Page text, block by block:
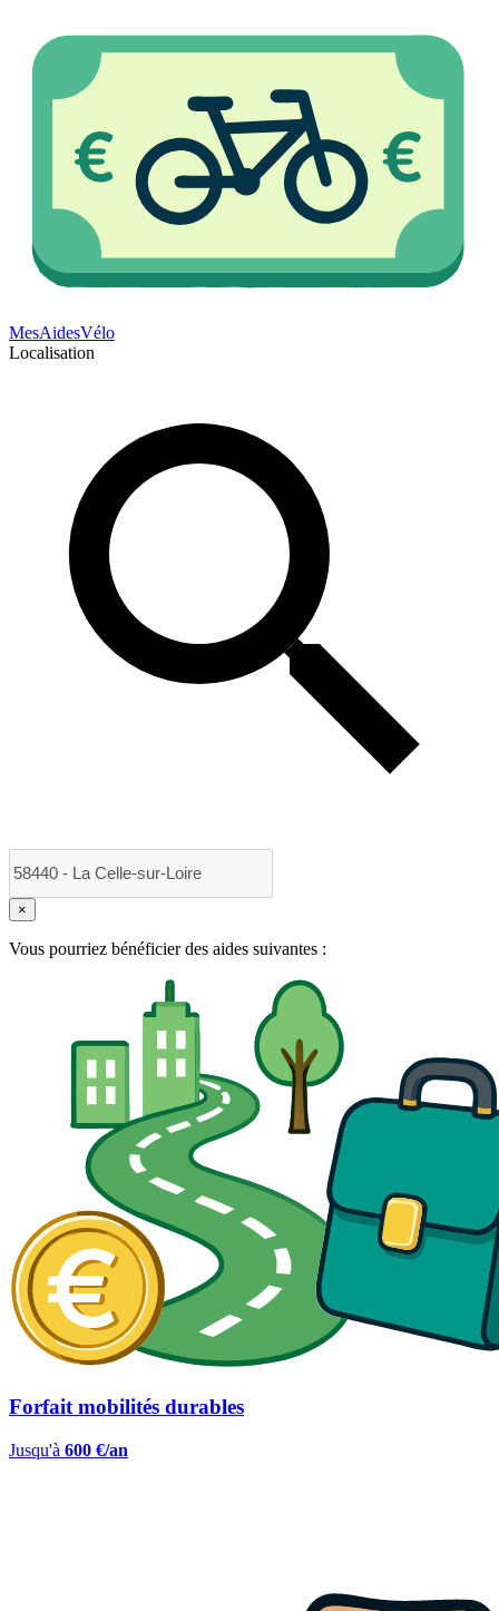
MesAidesVélo
Localisation
×
Vous pourriez bénéficier des aides suivantes :
Forfait mobilités durables
Jusqu'à 600 €/an